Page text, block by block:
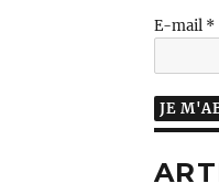
E-mail *